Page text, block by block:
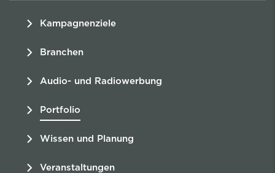
Kampagnenziele
Branchen
Audio- und Radiowerbung
Portfolio
Wissen und Planung
Veranstaltungen